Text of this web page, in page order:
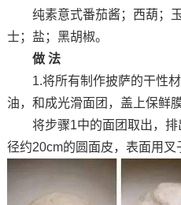
纯素意式番茄酱；西葫；
士；盐；黑胡椒。
做 法
1.将所有制作披萨的干性
油，和成光滑面团，盖上保鲜
将步骤1中的面团取出，
径约20cm的圆面皮，表面用叉